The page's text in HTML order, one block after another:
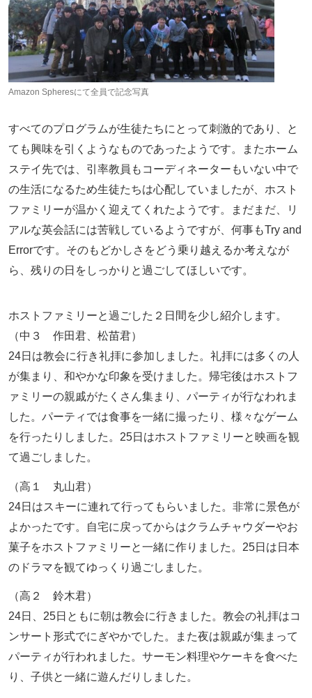
Amazon Spheresにて全員で記念写真
すべてのプログラムが生徒たちにとって刺激的であり、と
ても興味を引くようなものであったようです。またホーム
ステイ先では、引率教員もコーディネーターもいない中で
の生活になるため生徒たちは心配していましたが、ホスト
ファミリーが温かく迎えてくれたようです。まだまだ、リ
アルな英会話には苦戦しているようですが、何事もTry and
Errorです。そのもどかしさをどう乗り越えるか考えなが
ら、残りの日をしっかりと過ごしてほしいです。
ホストファミリーと過ごした２日間を少し紹介します。
（中３ 作田君、松苗君）
24日は教会に行き礼拝に参加しました。礼拝には多くの人
が集まり、和やかな印象を受けました。帰宅後はホストフ
ァミリーの親戚がたくさん集まり、パーティが行なわれま
した。パーティでは食事を一緒に撮ったり、様々なゲーム
を行ったりしました。25日はホストファミリーと映画を観
て過ごしました。
（高１ 丸山君）
24日はスキーに連れて行ってもらいました。非常に景色が
よかったです。自宅に戻ってからはクラムチャウダーやお
菓子をホストファミリーと一緒に作りました。25日は日本
のドラマを観てゆっくり過ごしました。
（高２ 鈴木君）
24日、25日ともに朝は教会に行きました。教会の礼拝はコ
ンサート形式でにぎやかでした。また夜は親戚が集まって
パーティが行われました。サーモン料理やケーキを食べた
り、子供と一緒に遊んだりしました。